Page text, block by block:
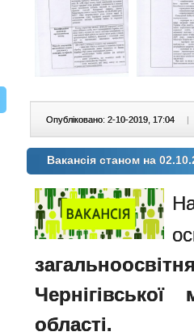
Опубліковано: 2-10-2019, 17:04 |
Вакансія станом на
Чернігівської
області.